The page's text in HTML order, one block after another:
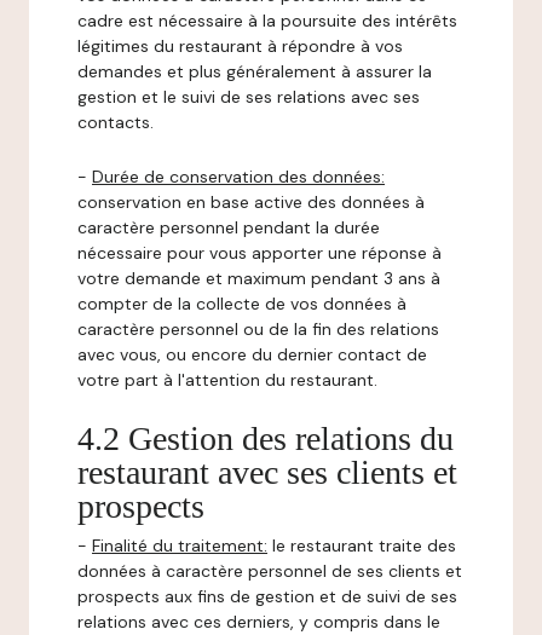
cadre est nécessaire à la poursuite des intérêts
légitimes du restaurant à répondre à vos
demandes et plus généralement à assurer la
gestion et le suivi de ses relations avec ses
contacts.
- Durée de conservation des données:
conservation en base active des données à
caractère personnel pendant la durée
nécessaire pour vous apporter une réponse à
votre demande et maximum pendant 3 ans à
compter de la collecte de vos données à
caractère personnel ou de la fin des relations
avec vous, ou encore du dernier contact de
votre part à l'attention du restaurant.
4.2 Gestion des relations du
restaurant avec ses clients et
prospects
- Finalité du traitement: le restaurant traite des
données à caractère personnel de ses clients et
prospects aux fins de gestion et de suivi de ses
relations avec ces derniers, y compris dans le